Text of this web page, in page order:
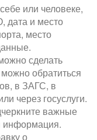
или человеке,
дата и место
место
сделать
обратиться
в ЗАГС, в
через госуслуги.
важные
информация.
о